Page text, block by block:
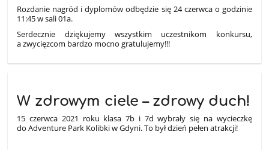
Rozdanie nagród i dyplomów odbędzie się 24 czerwca o godzinie
11:45 w sali 01a.
Serdecznie dziękujemy wszystkim uczestnikom konkursu,
a zwycięzcom bardzo mocno gratulujemy!!!
W zdrowym ciele – zdrowy duch!
15 czerwca 2021 roku klasa 7b i 7d wybrały się na wycieczkę
do Adventure Park Kolibki w Gdyni. To był dzień pełen atrakcji!